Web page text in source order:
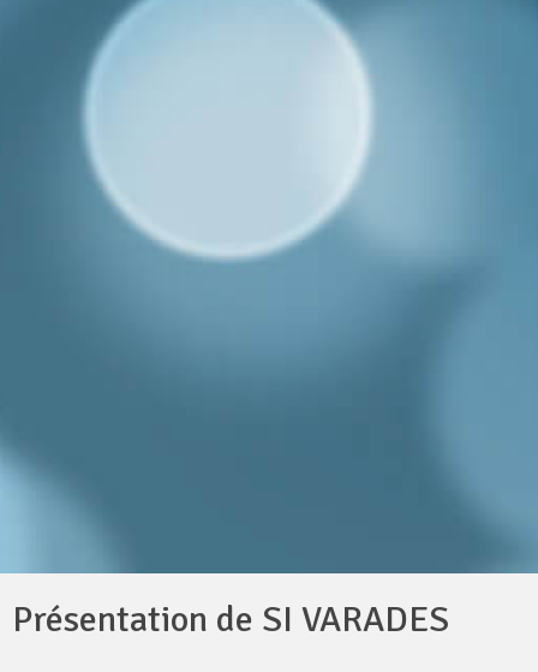
Présentation de SI VARADES